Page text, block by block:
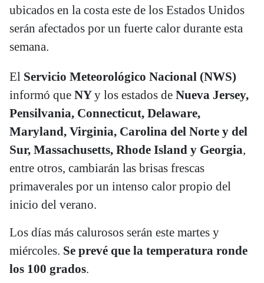
ubicados en la costa este de los Estados Unidos
serán afectados por un fuerte calor durante esta
semana.
El Servicio Meteorológico Nacional (NWS)
informó que NYy los estados de Nueva Jersey,
Pensilvania, Connecticut, Delaware,
Maryland, Virginia, Carolina del Norte y del
Sur, Massachusetts, Rhode Island y Georgia,
entre otros, cambiarán las brisas frescas
primaverales por un intenso calor propio del
inicio del verano.
Los días más calurosos serán este martes y
miércoles. Se prevé que la temperatura ronde
los 100 grados.